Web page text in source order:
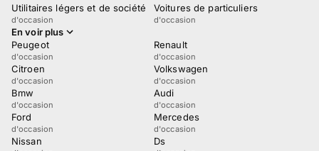
Utilitaires légers et de société
d'occasion
Voitures de particuliers
d'occasion
En voir plus
Peugeot
d'occasion
Renault
d'occasion
Citroen
d'occasion
Volkswagen
d'occasion
Bmw
d'occasion
Audi
d'occasion
Ford
d'occasion
Mercedes
d'occasion
Nissan Ds